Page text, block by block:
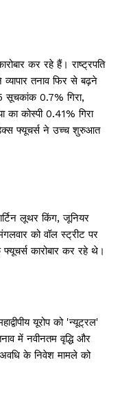
कर रहे हैं। राष्ट्रपति
तनाव फिर से बढ़ने
सूचकांक 0.7% गिरा,
का कोस्पी 0.41% गिरा
फ्यूचर्स ने उच्च शुरुआत
लूथर किंग, जूनियर
को वॉल स्ट्रीट पर
कारोबार कर रहे थे।
यूरोप को 'न्यूट्रल'
में नवीनतम वृद्धि और
अवधि के निवेश मामले को